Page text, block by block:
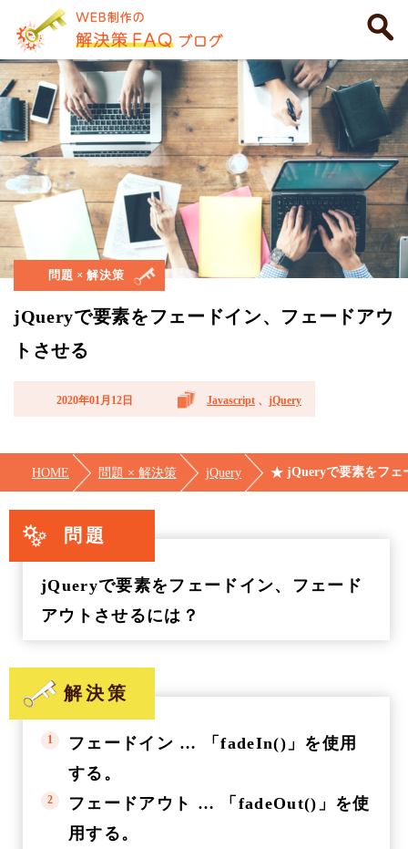
問題 × 解決策
jQueryで要素をフェードイン、フェードアウ
トさせる
2020年01月12日 Javascript 、 jQuery
HOME 問題 × 解決策 jQuery jQueryで要素をフェ
問題
jQueryで要素をフェードイン、フェード
アウトさせるには？
解決策
フェードイン … 「fadeIn()」を使用
する。
フェードアウト … 「fadeOut()」を使
用する。